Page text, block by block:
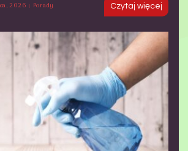
2026
Porady Czytaj więcej